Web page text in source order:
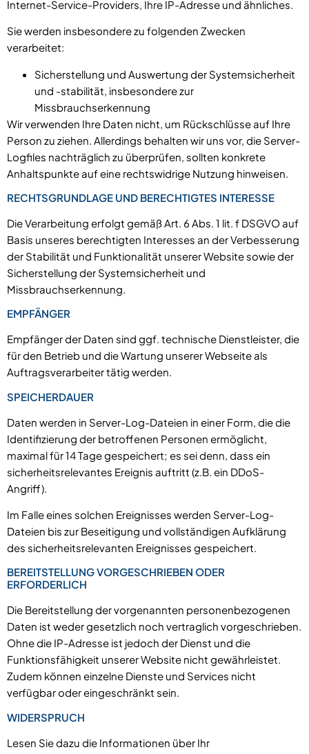
Internet-Service-Providers, Ihre IP-Adresse und ähnliches.
Sie werden insbesondere zu folgenden Zwecken
verarbeitet:
Sicherstellung und Auswertung der Systemsicherheit
und -stabilität, insbesondere zur
Missbrauchserkennung
Wir verwenden Ihre Daten nicht, um Rückschlüsse auf Ihre
Person zu ziehen. Allerdings behalten wir uns vor, die Server-
Logfiles nachträglich zu überprüfen, sollten konkrete
Anhaltspunkte auf eine rechtswidrige Nutzung hinweisen.
RECHTSGRUNDLAGE UND BERECHTIGTES INTERESSE
Die Verarbeitung erfolgt gemäß Art. 6 Abs. 1 lit. f DSGVO auf
Basis unseres berechtigten Interesses an der Verbesserung
der Stabilität und Funktionalität unserer Website sowie der
Sicherstellung der Systemsicherheit und
Missbrauchserkennung.
EMPFÄNGER
Empfänger der Daten sind ggf. technische Dienstleister, die
für den Betrieb und die Wartung unserer Webseite als
Auftragsverarbeiter tätig werden.
SPEICHERDAUER
Daten werden in Server-Log-Dateien in einer Form, die die
Identifizierung der betroffenen Personen ermöglicht,
maximal für 14 Tage gespeichert; es sei denn, dass ein
sicherheitsrelevantes Ereignis auftritt (z.B. ein DDoS-
Angriff).
Im Falle eines solchen Ereignisses werden Server-Log-
Dateien bis zur Beseitigung und vollständigen Aufklärung
des sicherheitsrelevanten Ereignisses gespeichert.
BEREITSTELLUNG VORGESCHRIEBEN ODER
ERFORDERLICH
Die Bereitstellung der vorgenannten personenbezogenen
Daten ist weder gesetzlich noch vertraglich vorgeschrieben.
Ohne die IP-Adresse ist jedoch der Dienst und die
Funktionsfähigkeit unserer Website nicht gewährleistet.
Zudem können einzelne Dienste und Services nicht
verfügbar oder eingeschränkt sein.
WIDERSPRUCH
Lesen Sie dazu die Informationen über Ihr